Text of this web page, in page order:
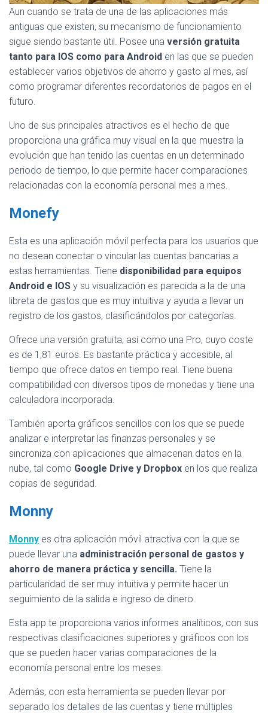
Aun cuando se trata de una de las aplicaciones más
antiguas que existen, su mecanismo de funcionamiento
sigue siendo bastante útil. Posee una versión gratuita
tanto para IOS como para Android en las que se pueden
establecer varios objetivos de ahorro y gasto al mes, así
como programar diferentes recordatorios de pagos en el
futuro.
Uno de sus principales atractivos es el hecho de que
proporciona una gráfica muy visual en la que muestra la
evolución que han tenido las cuentas en un determinado
periodo de tiempo, lo que permite hacer comparaciones
relacionadas con la economía personal mes a mes.
Monefy
Esta es una aplicación móvil perfecta para los usuarios que
no desean conectar o vincular las cuentas bancarias a
estas herramientas. Tiene disponibilidad para equipos
Android e IOS y su visualización es parecida a la de una
libreta de gastos que es muy intuitiva y ayuda a llevar un
registro de los gastos, clasificándolos por categorías.
Ofrece una versión gratuita, así como una Pro, cuyo coste
es de 1,81 euros. Es bastante práctica y accesible, al
tiempo que ofrece datos en tiempo real. Tiene buena
compatibilidad con diversos tipos de monedas y tiene una
calculadora incorporada.
También aporta gráficos sencillos con los que se puede
analizar e interpretar las finanzas personales y se
sincroniza con aplicaciones que almacenan datos en la
nube, tal como Google Drive y Dropbox en los que realiza
copias de seguridad.
Monny
Monny es otra aplicación móvil atractiva con la que se
puede llevar una administración personal de gastos y
ahorro de manera práctica y sencilla. Tiene la
particularidad de ser muy intuitiva y permite hacer un
seguimiento de la salida e ingreso de dinero.
Esta app te proporciona varios informes analíticos, con sus
respectivas clasificaciones superiores y gráficos con los
que se pueden hacer varias comparaciones de la
economía personal entre los meses.
Además, con esta herramienta se pueden llevar por
separado los detalles de las cuentas y tiene múltiples